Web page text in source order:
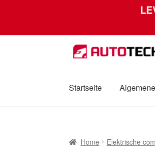
Skip
to
Skip
to
Startseite
Mijn accountOver ons
Home Elektrische